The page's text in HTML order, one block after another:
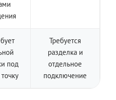
под
Требуется
разделка и
отдельное
подключение